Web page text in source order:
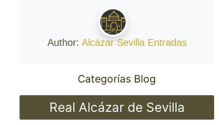
Author: Alcázar Sevilla Entradas
Categorías Blog
Real Alcázar de Sevilla